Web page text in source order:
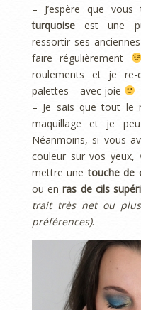
– J’espère que
turquoise est une
ressortir ses
faire régulièrement
roulements et je re-
palettes – avec joie
– Je sais que tout le
maquillage et je
Néanmoins, si vous
couleur sur vos yeux,
mettre une touche de
ou enras de cils
trait très net ou
préférences).